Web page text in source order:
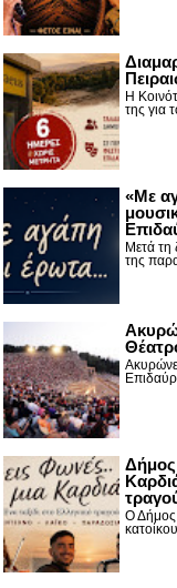
Η
της για
«Με
Μετά τη
της
Δήμος
Ο Δήμος